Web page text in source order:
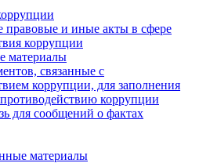
и иные акты в сфере
коррупции
материалы
связанные с
коррупции, для заполнения
коррупции
для сообщений о фактах
материалы